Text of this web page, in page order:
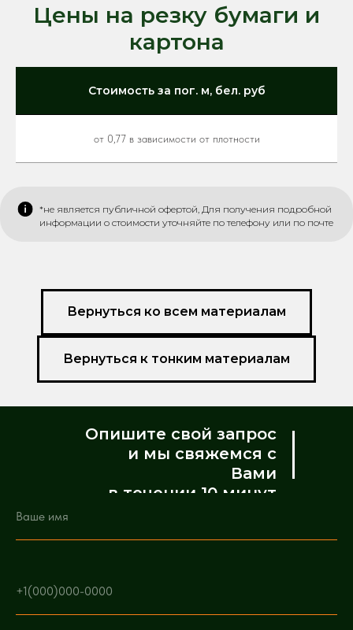
Цены на резку бумаги и
картона
Стоимость за пог. м, бел. руб
от 0,77 в зависимости от плотности
*не является публичной офертой, Для получения подробной
информации о стоимости уточняйте по телефону или по почте
Вернуться ко всем материалам
Вернуться к тонким материалам
Опишите свой запрос
и мы свяжемся с
Вами
в течении 10 минут